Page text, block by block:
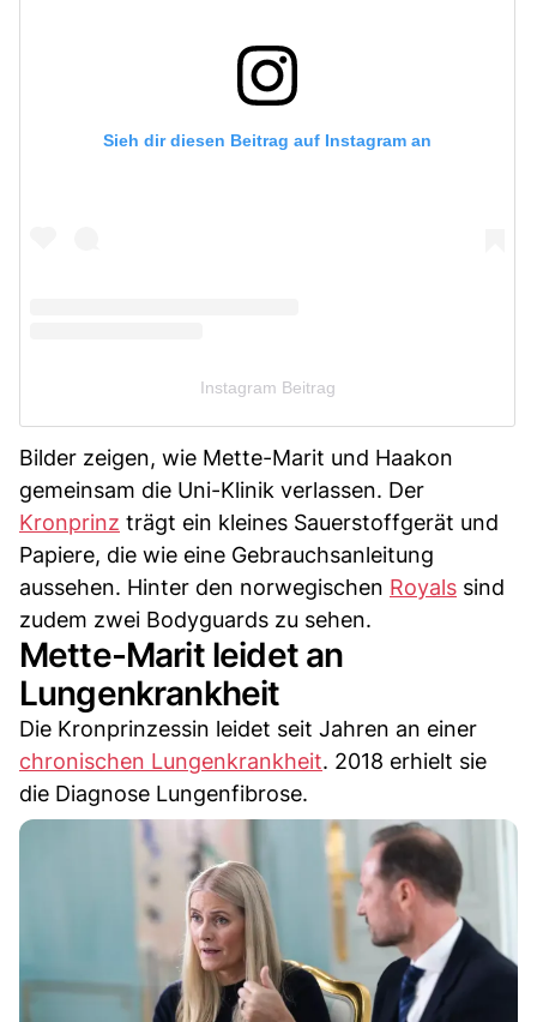
Sieh dir diesen Beitrag auf Instagram an
Instagram Beitrag
Bilder zeigen, wie Mette-Marit und Haakon
gemeinsam die Uni-Klinik verlassen. Der
Kronprinz trägt ein kleines Sauerstoffgerät und
Papiere, die wie eine Gebrauchsanleitung
aussehen. Hinter den norwegischen Royals sind
zudem zwei Bodyguards zu sehen.
Mette-Marit leidet an
Lungenkrankheit
Die Kronprinzessin leidet seit Jahren an einer
chronischen Lungenkrankheit. 2018 erhielt sie
die Diagnose Lungenfibrose.